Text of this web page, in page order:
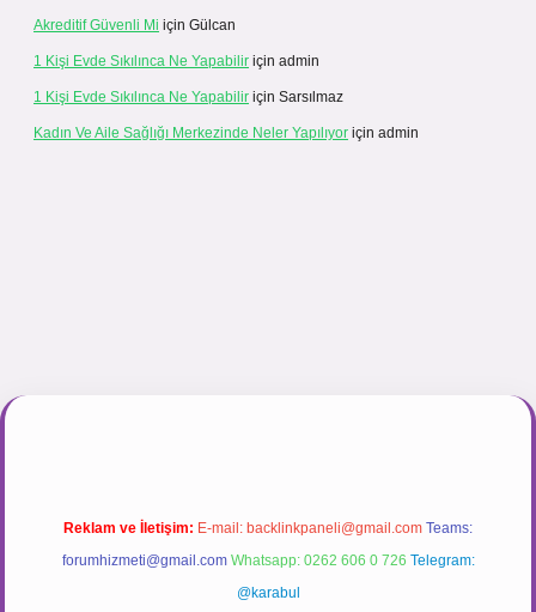
Akreditif Güvenli Mi için Gülcan
1 Kişi Evde Sıkılınca Ne Yapabilir için admin
1 Kişi Evde Sıkılınca Ne Yapabilir için Sarsılmaz
Kadın Ve Aile Sağlığı Merkezinde Neler Yapılıyor için admin
Reklam ve İletişim: E-mail: backlinkpaneli@gmail.com Teams:
forumhizmeti@gmail.com Whatsapp: 0262 606 0 726 Telegram:
@karabul